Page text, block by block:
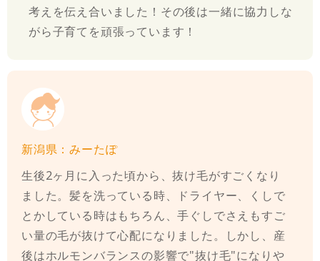
考えを伝え合いました！その後は一緒に協力しな
がら子育てを頑張っています！
新潟県：みーたぽ
生後2ヶ月に入った頃から、抜け毛がすごくなり
ました。髪を洗っている時、ドライヤー、くしで
とかしている時はもちろん、手ぐしでさえもすご
い量の毛が抜けて心配になりました。しかし、産
後はホルモンバランスの影響で"抜け毛"になりや